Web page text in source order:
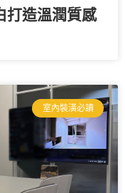
打造溫潤質感
室內裝潢必讀